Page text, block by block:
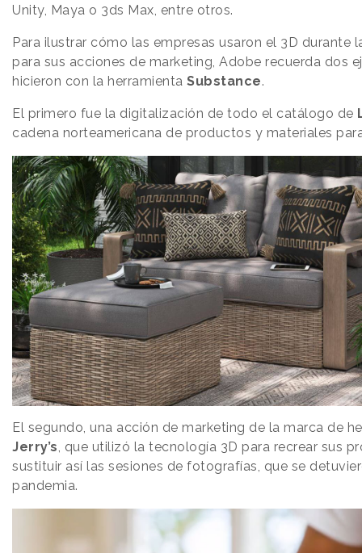
Unity, Maya o 3ds Max, entre otros.
Para ilustrar cómo las empresas usaron el 3D durante
para sus acciones de marketing, Adobe recuerda dos
hicieron con la herramienta Substance.
El primero fue la digitalización de todo el catálogo de
cadena norteamericana de productos y materiales
El segundo, una acción de marketing de la marca de
Jerry’s, que utilizó la tecnología 3D para recrear sus
sustituir así las sesiones de fotografías, que se
pandemia.